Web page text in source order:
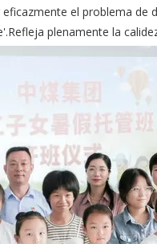
el problema de
plenamente la